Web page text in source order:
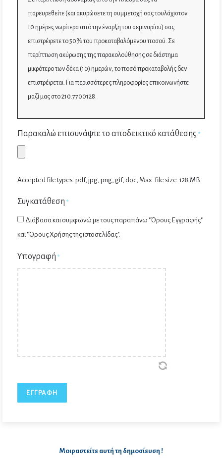
παρευρεθείτε (και ακυρώσετε τη συμμετοχή σας τουλάχιστον
10 ημέρες νωρίτερα από την έναρξη του σεμιναρίου) σας
επιστρέφετε το 50% του προκαταβαλόμενου ποσού. Σε
περίπτωση ακύρωσης της παρακολούθησης σε διάστημα
μικρότερο των δέκα (10) ημερών, το ποσό προκαταβολής δεν
επιστρέφεται. Για περισσότερες πληροφορίες επικοινωνήστε
μαζί μας στο 210.7700128.
Παρακαλώ επισυνάψτε το αποδεικτικό κατάθεσης *
Accepted file types: pdf, jpg, png, gif, doc, Max. file size: 128 MB.
Συγκατάθεση *
Διάβασα και συμφωνώ με τους παραπάνω "Όρους Εγγραφής"
και "Όρους Χρήσης της ιστοσελίδας".
Υπογραφή *
Μοιραστείτε αυτή τη δημοσίευση !